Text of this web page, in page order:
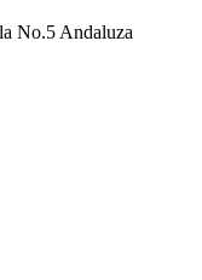
No.5 Andaluza